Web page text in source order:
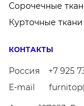
Сорочечные
Курточные ткани
КОНТАКТЫ
Россия
+7 925
E-mail